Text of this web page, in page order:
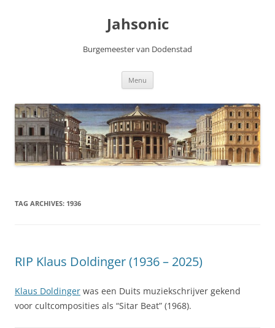
Jahsonic
Burgemeester van Dodenstad
Menu
TAG ARCHIVES: 1936
RIP Klaus Doldinger (1936 – 2025)
Klaus Doldinger was een Duits muziekschrijver gekend
voor cultcomposities als “Sitar Beat” (1968).